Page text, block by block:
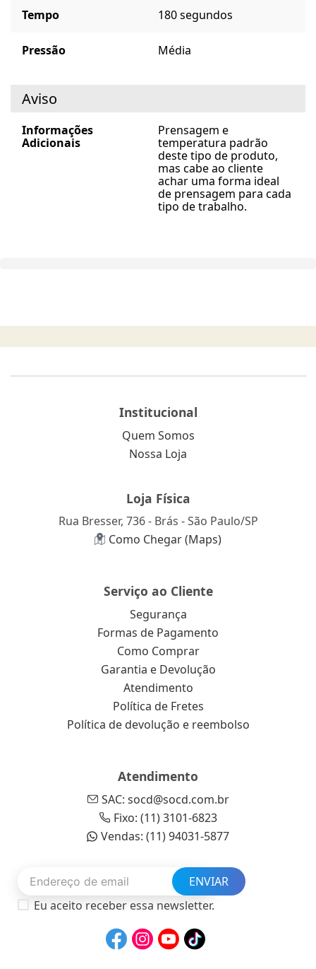
Tempo 180 segundos
Pressão Média
Aviso
Informações
Adicionais
Prensagem e
temperatura padrão
deste tipo de produto,
mas cabe ao cliente
achar uma forma ideal
de prensagem para cada
tipo de trabalho.
Institucional
Quem Somos
Nossa Loja
Loja Física
Rua Bresser, 736 - Brás - São Paulo/SP
Como Chegar (Maps)
Serviço ao Cliente
Segurança
Formas de Pagamento
Como Comprar
Garantia e Devolução
Atendimento
Política de Fretes
Política de devolução e reembolso
Atendimento
SAC: socd@socd.com.br
Fixo: (11) 3101-6823
Vendas: (11) 94031-5877
ENVIAR
Eu aceito receber essa newsletter.